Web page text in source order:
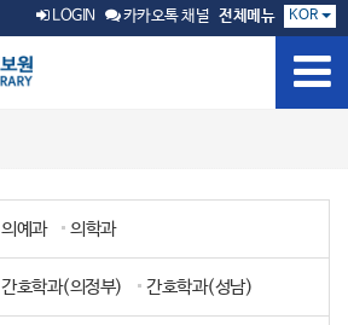
LOGIN 카카오톡 채널 전체메뉴 KOR
의예과 의학과
간호학과(의정부) 간호학과(성남)